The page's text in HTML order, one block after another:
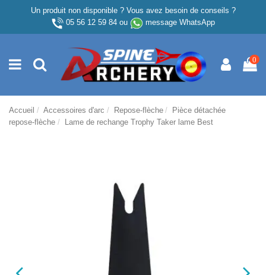
Un produit non disponible ? Vous avez besoin de conseils ?
05 56 12 59 84ou message WhatsApp
0
Accueil Accessoires d'arc Repose-flèche
Pièce détachée
repose-flèche
Lame de rechange Trophy Taker lame Best